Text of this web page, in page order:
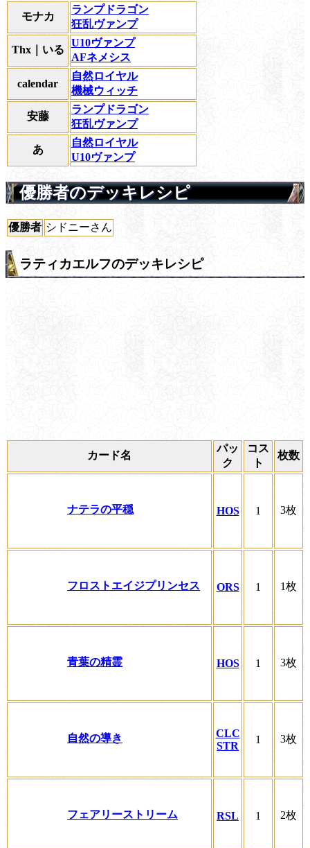
モナカ
ランプドラゴン
狂乱ヴァンプ
Thx｜いる
U10ヴァンプ
AFネメシス
calendar
自然ロイヤル
機械ウィッチ
安藤
ランプドラゴン
狂乱ヴァンプ
あ
自然ロイヤル
U10ヴァンプ
優勝者のデッキレシピ
優勝者 シドニーさん
ラティカエルフのデッキレシピ
カード名
パッ
ク
コス
ト
枚数
ナテラの平穏 HOS 1 3枚
フロストエイジプリンセス ORS 1 1枚
青葉の精霊 HOS 1 3枚
自然の導き
CLC
STR
1 3枚
フェアリーストリーム RSL 1 2枚